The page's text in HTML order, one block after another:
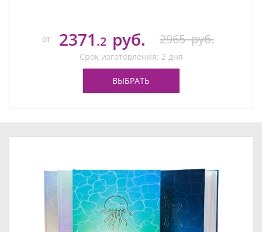
от 2371 .2 руб. 2965 руб.
Срок изготовления: 2 дня
ВЫБРАТЬ